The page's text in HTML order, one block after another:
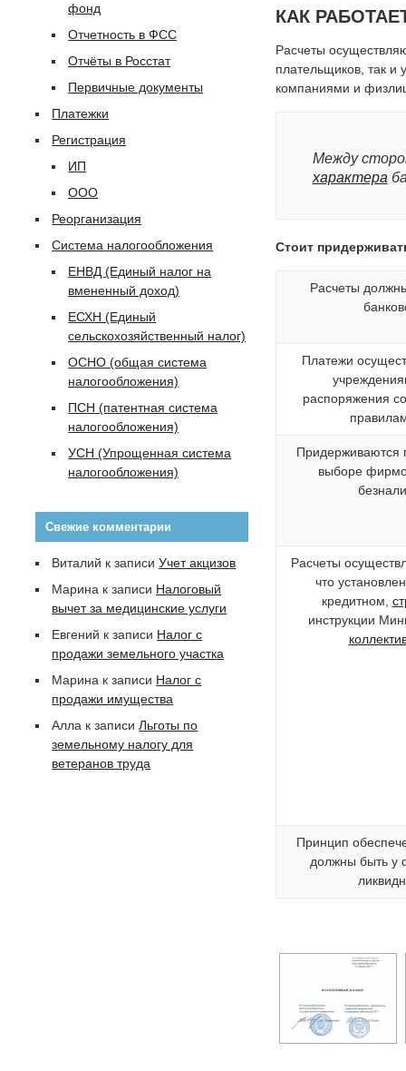
КАК
Расчеты
плательщиков, так и
компаниями и
Между
характера
Стоит
Расчеты
Платежи
распоряжения
Придерживаются
выборе
Расчеты
что
кредитном,
инструкции
Принцип
должны быть у
фонд
Отчетность в ФСС
Отчёты в Росстат
Первичные документы
Платежки
Регистрация
ИП
ООО
Реорганизация
Система налогообложения
ЕНВД (Единый налог на
вмененный доход)
ЕСХН (Единый
сельскохозяйственный налог)
ОСНО (общая система
налогообложения)
ПСН (патентная система
налогообложения)
УСН (Упрощенная система
налогообложения)
Свежие комментарии
Виталий к записиУчет акцизов
Марина к записи Налоговый
вычет за медицинские услуги
Евгений к записи Налог с
продажи земельного участка
Марина к записи Налог с
продажи имущества
Алла к записиЛьготы по
земельному налогу для
ветеранов труда